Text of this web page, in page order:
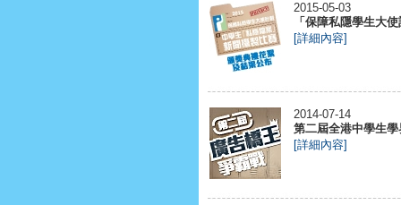
2015-05-03
「保障私隱學生大
[詳細內容]
2014-07-14
第二屆全港中學生
[詳細內容]